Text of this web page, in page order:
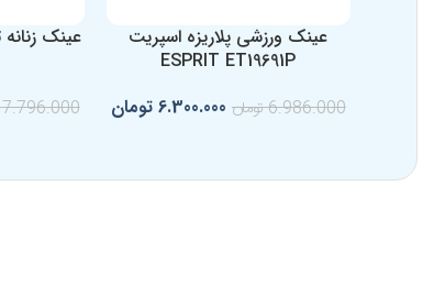
عینک ورزشی پلاریزه اسپریت
ESPRIT ET19691P
6.986.000تومان 6.300.000 تومان 7.796.000